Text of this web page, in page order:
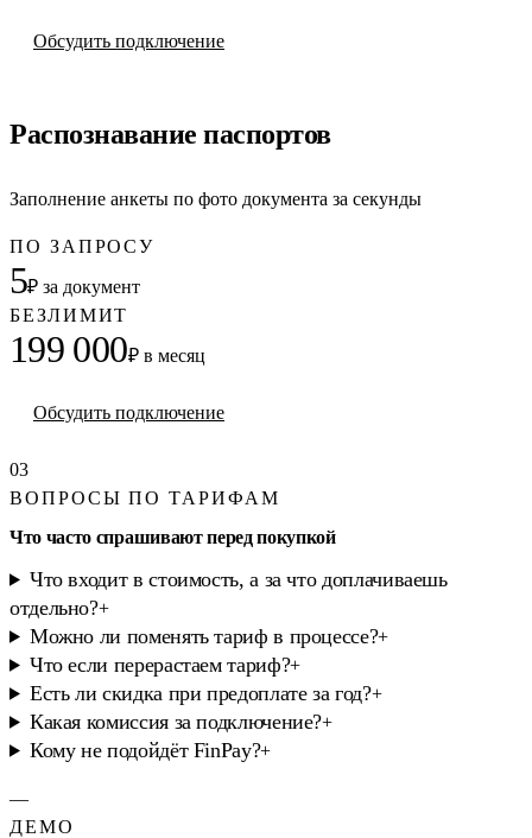
Обсудить подключение
Распознавание паспортов
Заполнение анкеты по фото документа за секунды
ПО ЗАПРОСУ
5₽ за документ
БЕЗЛИМИТ
199 000₽ в месяц
Обсудить подключение
03
ВОПРОСЫ ПО ТАРИФАМ
Что часто спрашивают перед покупкой
Что входит в стоимость, а за что доплачиваешь
отдельно?+
Можно ли поменять тариф в процессе?+
Что если перерастаем тариф?+
Есть ли скидка при предоплате за год?+
Какая комиссия за подключение?+
Кому не подойдёт FinPay?+
—
ДЕМО